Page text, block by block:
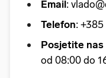
Email:
Telefon:
Posjetite nas
od 08:00 do